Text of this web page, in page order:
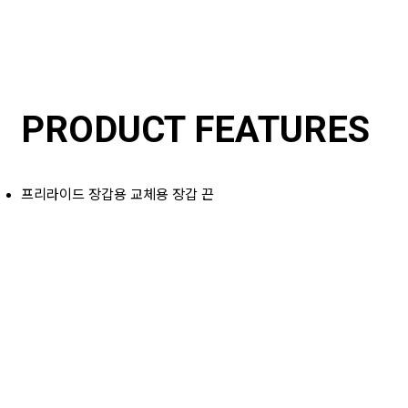
PRODUCT FEATURES
프리라이드 장갑용 교체용 장갑 끈